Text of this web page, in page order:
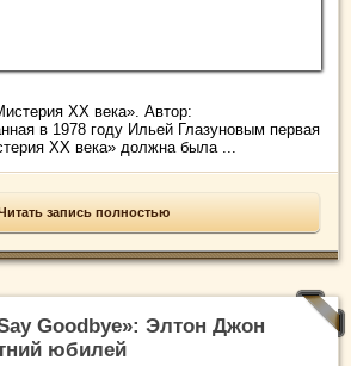
XX века». Автор:
в 1978 году Ильей Глазуновым первая
XX века» должна была ...
запись полностью
Goodbye»: Элтон Джон
юбилей